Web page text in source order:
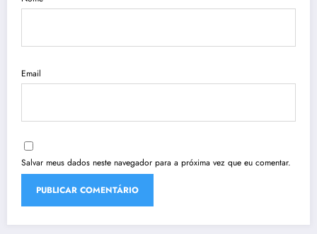
Email
Salvar meus dados neste navegador para a próxima vez que eu comentar.